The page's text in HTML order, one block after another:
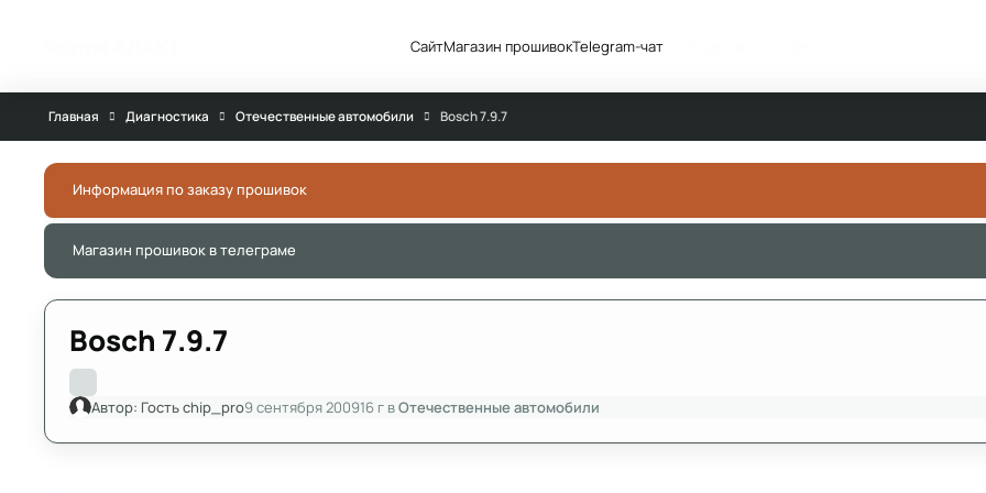
СайтМагазин прошивокTelegram-чатСообщество
Главная Диагностика Отечественные автомобили Bosch 7.9.7
Информация по заказу прошивок
Магазин прошивок в телеграме
Bosch 7.9.7
Автор: Гость chip_pro9 сентября 200916 гвОтечественные автомобили